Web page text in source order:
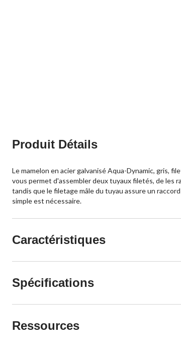
Produit Détails
Le mamelon en acier galvanisé Aqua-Dynamic, gris,
vous permet d'assembler deux tuyaux filetés, de les
tandis que le filetage mâle du tuyau assure un
simple est nécessaire.
Caractéristiques
Spécifications
Ressources